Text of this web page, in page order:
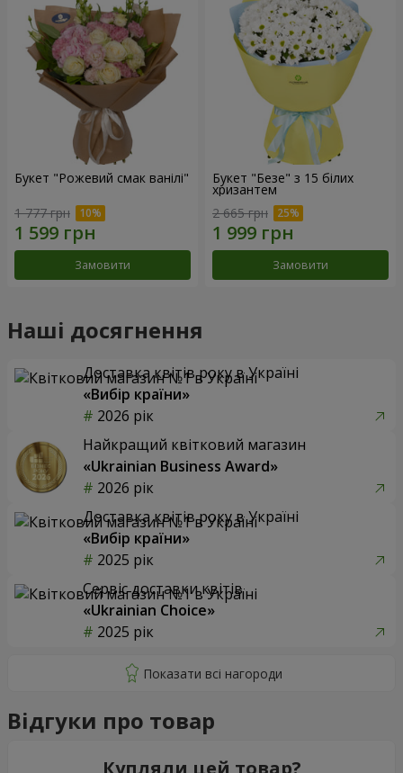
Букет "Рожевий смак ванілі"
1 777 грн
Замовити
Букет "Безе" з 15 білих
хризантем
2 665 грн
Замовити
Наші досягнення
Доставка квітів року в Україні
«Вибір країни»
2026 рік
Найкращий квітковий магазин
«Ukrainian Business Award»
2026 рік
Доставка квітів року в Україні
«Вибір країни»
2025 рік
Сервіс доставки квітів
«Ukrainian Choice»
2025 рік
Відгуки про товар
Купляли цей товар?